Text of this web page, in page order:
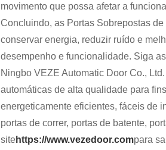
movimento que possa afetar a
Concluindo, as Portas Sobrepostas
conservar energia, reduzir ruído e
desempenho e funcionalidade. Siga
Ningbo VEZE Automatic Door Co.,
automáticas de alta qualidade para
energeticamente eficientes, fáceis de
portas de correr, portas de batente,
sitehttps://www.vezedoor.compara